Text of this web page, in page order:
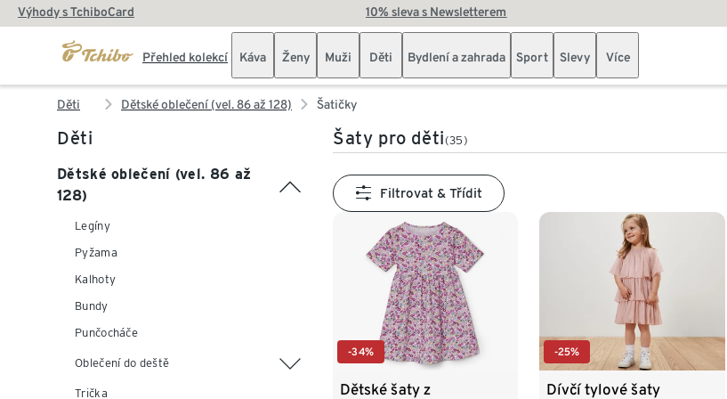
Výhody s TchiboCard 10% sleva s Newsletterem
Přehled kolekcí Káva Ženy Muži Děti Bydlení a zahrada Sport Slevy Více
Děti Dětské oblečení (vel. 86 až 128) Šatičky
Děti
Dětské oblečení (vel. 86 až
128)
Legíny
Pyžama
Kalhoty
Bundy
Punčocháče
Oblečení do deště
Trička
Šaty pro děti(35)
Filtrovat & Třídit
-34%
Dětské šaty z
-25%
Dívčí tylové šaty